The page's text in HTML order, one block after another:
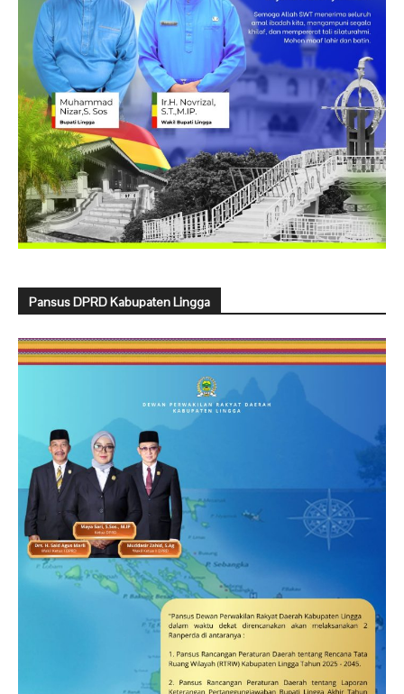
Pansus DPRD Kabupaten Lingga